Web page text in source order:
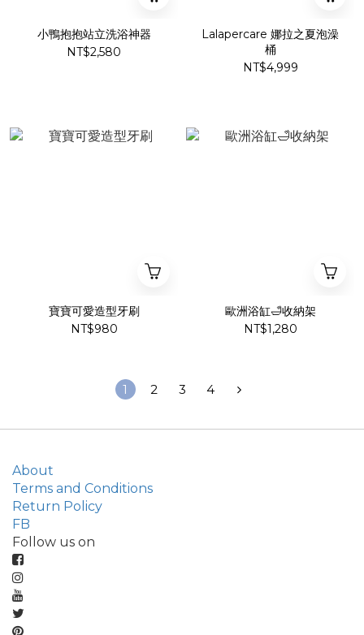
小鴨抱抱站立洗浴神器
NT$2,580
Lalapercare 娜拉之夏泡澡
桶
NT$4,999
寶寶可愛造型牙刷
NT$980
歐洲浴缸🛁收納架
NT$1,280
1 2 3 4
About
Terms and Conditions
Return Policy
FB
Follow us on